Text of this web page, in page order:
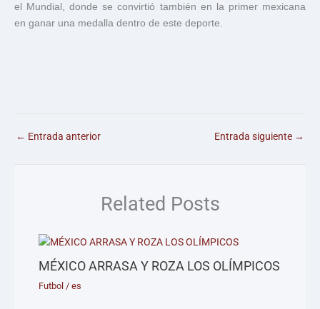
el Mundial, donde se convirtió también en la primer mexicana
en ganar una medalla dentro de este deporte.
← Entrada anterior Entrada siguiente →
Related Posts
MÉXICO ARRASA Y ROZA LOS OLÍMPICOS
Futbol /es